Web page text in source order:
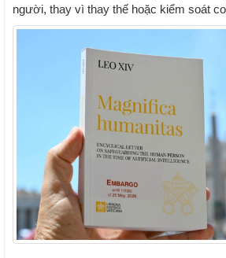
người, thay vì thay thế hoặc kiểm soát